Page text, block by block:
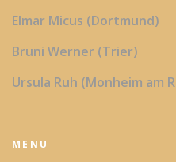
Elmar Micus (Dortmund)
Bruni Werner (Trier)
Ursula Ruh (Monheim am
MENU